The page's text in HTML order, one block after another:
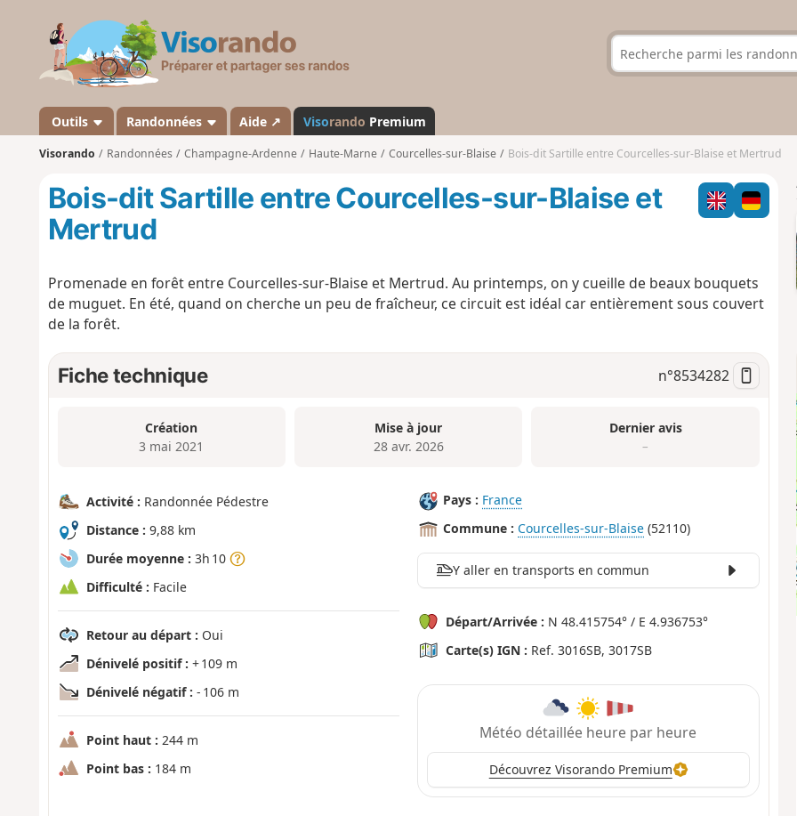
s
a
n
d
Outils Randonnées Aide ↗ Visorando Premium
Visorando Randonnées Champagne-Ardenne Haute-Marne Courcelles-sur-Blaise Bois-dit Sartille entre Courcelles-sur-Blaise et Mertrud
Bois-dit Sartille entre Courcelles-sur-Blaise et
Mertrud
Promenade en forêt entre Courcelles-sur-Blaise et Mertrud. Au printemps, on y cueille de beaux bouquets
de muguet. En été, quand on cherche un peu de fraîcheur, ce circuit est idéal car entièrement sous couvert
de la forêt.
Fiche technique n°8534282
Création
3 mai 2021
Mise à jour
28 avr. 2026
Dernier avis
–
Activité : Randonnée Pédestre
Distance : 9,88 km
Durée moyenne : 3h 10
Difficulté : Facile
Retour au départ : Oui
Dénivelé positif : + 109 m
Dénivelé négatif : - 106 m
Point haut : 244 m
Point bas : 184 m
Pays : France
Commune : Courcelles-sur-Blaise (52110)
Y aller en transports en commun
Départ/Arrivée : N 48.415754° / E 4.936753°
Carte(s) IGN : Ref. 3016SB, 3017SB
Météo détaillée heure par heure
Découvrez Visorando Premium